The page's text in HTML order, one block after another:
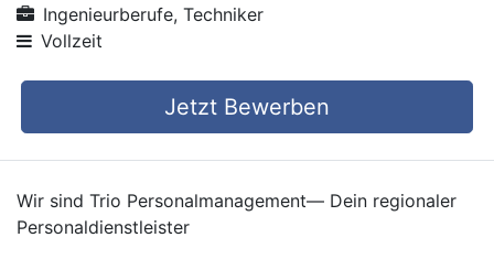
Ingenieurberufe, Techniker
Vollzeit
Jetzt Bewerben
Wir sind Trio Personalmanagement— Dein regionaler
Personaldienstleister